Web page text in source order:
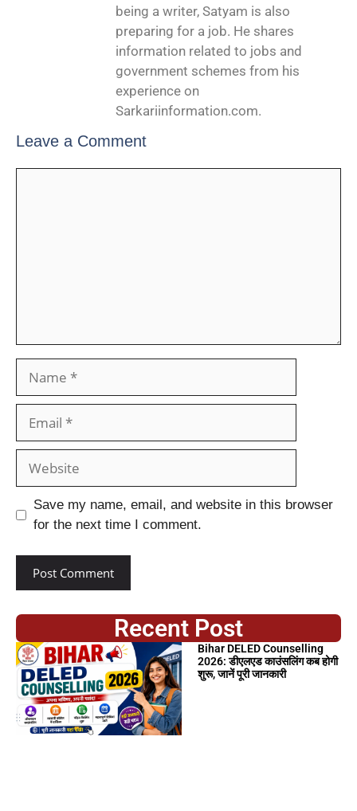
being a writer, Satyam is also
preparing for a job. He shares
information related to jobs and
government schemes from his
experience on
Sarkariinformation.com.
Leave a Comment
Save my name, email, and website in this browser
for the next time I comment.
Recent Post
Bihar DELED Counselling
2026: डीएलएड काउंसलिंग कब होगी
शुरू, जानें पूरी जानकारी